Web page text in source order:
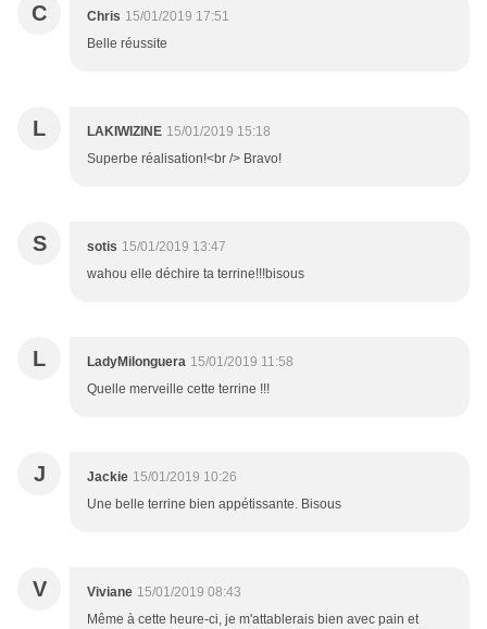
C Chris 15/01/2019 17:51
Belle réussite
L LAKIWIZINE 15/01/2019 15:18
Superbe réalisation!<br /> Bravo!
S sotis 15/01/2019 13:47
wahou elle déchire ta terrine!!!bisous
L LadyMilonguera 15/01/2019 11:58
Quelle merveille cette terrine !!!
J Jackie 15/01/2019 10:26
Une belle terrine bien appétissante. Bisous
V Viviane 15/01/2019 08:43
Même à cette heure-ci, je m'attablerais bien avec pain et